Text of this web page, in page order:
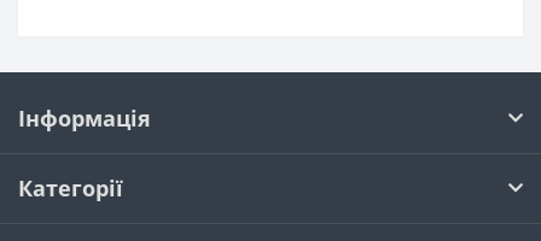
Інформація
Категорії